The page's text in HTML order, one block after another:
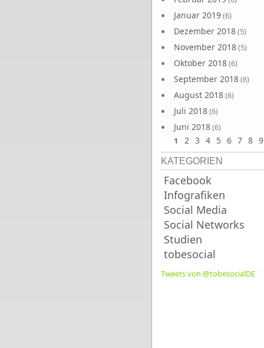
Januar 2019(6)
Dezember 2018(5)
November 2018(5)
Oktober 2018(6)
September 2018(6)
August 2018(6)
Juli 2018(6)
Juni 2018(6)
1 2 3 4 5 6 7 8 9
KATEGORIEN
Facebook
Infografiken
Social Media
Social Networks
Studien
tobesocial
Tweets von @tobesocialDE